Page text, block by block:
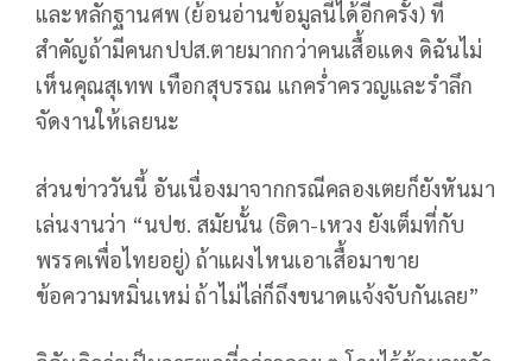
และหลักฐานศพ (ย้อนอ่านข้อมูลนี้ได้อีกครั้ง) ที่
สำคัญถ้ามีคนกปปส.ตายมากกว่าคนเสื้อแดง ดิฉันไม่
เห็นคุณสุเทพ เทือกสุบรรณ แกคร่ำครวญและรำลึก
จัดงานให้เลยนะ
ส่วนข่าววันนี้ อันเนื่องมาจากกรณีคลองเตยก็ยังหันมา
เล่นงานว่า “นปช. สมัยนั้น (ธิดา-เหวง ยังเต็มที่กับ
พรรคเพื่อไทยอยู่) ถ้าแผงไหนเอาเสื้อมาขาย
ข้อความหมิ่นเหม่ ถ้าไม่ไล่ก็ถึงขนาดแจ้งจับกันเลย”